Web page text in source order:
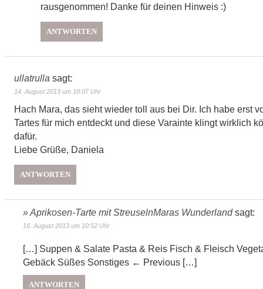
rausgenommen! Danke für deinen Hinweis :)
ANTWORTEN
ullatrulla sagt:
14. August 2013 um 18:07 Uhr
Hach Mara, das sieht wieder toll aus bei Dir. Ich habe erst
Tartes für mich entdeckt und diese Varainte klingt wirklich
dafür.
Liebe Grüße, Daniela
ANTWORTEN
» Aprikosen-Tarte mit StreuselnMaras Wunderland sagt:
16. August 2013 um 10:52 Uhr
[…] Suppen & Salate Pasta & Reis Fisch & Fleisch
Gebäck Süßes Sonstiges ← Previous […]
ANTWORTEN